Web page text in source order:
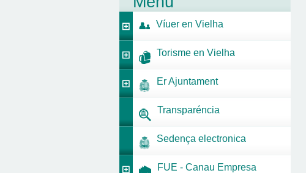
Víuer en Vielha
Torisme en Vielha
Er Ajuntament
Transparéncia
Sedença electronica
FUE - Canau Empresa